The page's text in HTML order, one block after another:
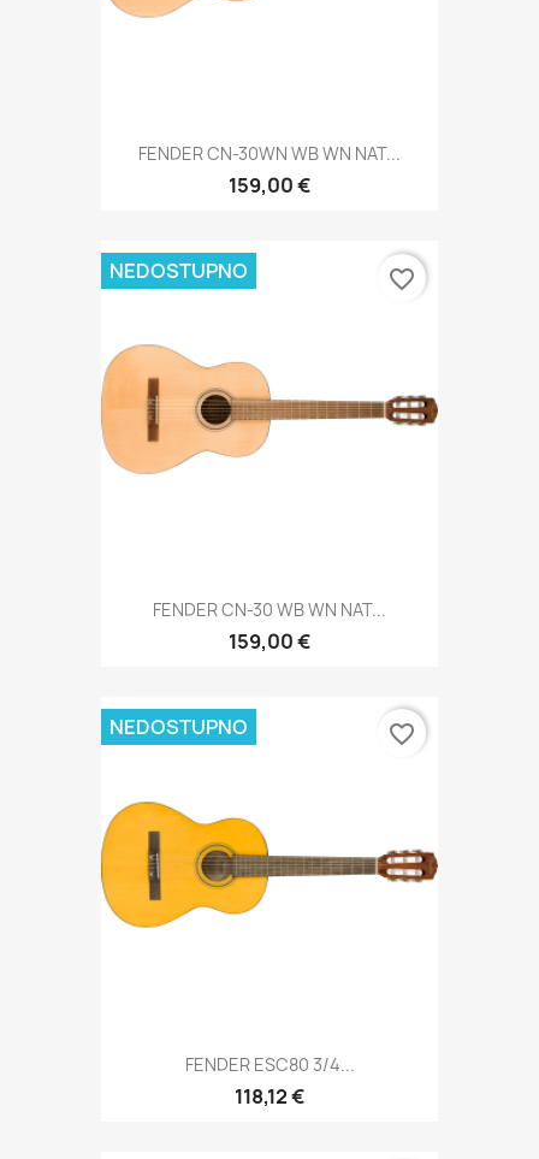
FENDER CN-30WN WB WN NAT...
159,00 €
FENDER CN-30 WB WN NAT...
159,00 €
NEDOSTUPNO favorite_border
FENDER ESC80 3/4...
118,12 €
NEDOSTUPNO favorite_border